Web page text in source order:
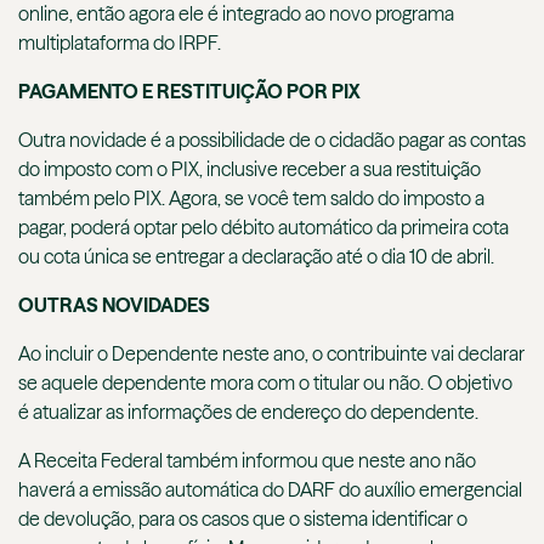
online, então agora ele é integrado ao novo programa
multiplataforma do IRPF.
PAGAMENTO E RESTITUIÇÃO POR PIX
Outra novidade é a possibilidade de o cidadão pagar as contas
do imposto com o PIX, inclusive receber a sua restituição
também pelo PIX. Agora, se você tem saldo do imposto a
pagar, poderá optar pelo débito automático da primeira cota
ou cota única se entregar a declaração até o dia 10 de abril.
OUTRAS NOVIDADES
Ao incluir o Dependente neste ano, o contribuinte vai declarar
se aquele dependente mora com o titular ou não. O objetivo
é atualizar as informações de endereço do dependente.
A Receita Federal também informou que neste ano não
haverá a emissão automática do DARF do auxílio emergencial
de devolução, para os casos que o sistema identificar o